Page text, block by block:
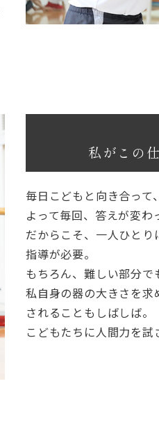
私がこの
毎日こどもと向き合っ
よって毎回、答えが変わ
だからこそ、一人ひと
指導が必要。
もちろん、難しい部分で
私自身の器の大きさを求
されることもしばしば。
こどもたちに人間力を試